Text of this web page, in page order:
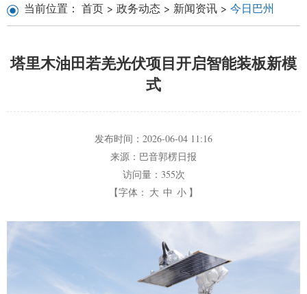
当前位置： 首页 > 政务动态 > 新闻资讯 > 今日巴州
塔里木油田若羌光伏项目开启智能装板新模
式
发布时间： 2026-06-04 11:16
来源： 巴音郭楞日报
访问量： 355次
【字体： 大 中 小 】